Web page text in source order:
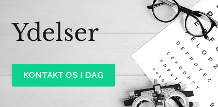
Ydelser
KONTAKT OS I DAG